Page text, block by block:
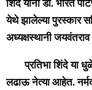
येथे झालेल्या पुरस्कार
अध्यक्षस्थानी जयवंतराव
प्रतिभा शिंदे या धुळे
लढाऊ नेत्या आहेत.